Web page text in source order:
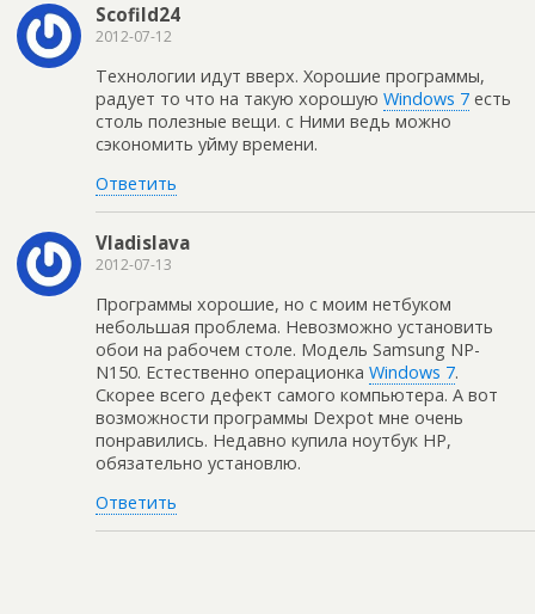
Scofild24
2012-07-12
Технологии идут вверх. Хорошие программы,
радует то что на такую хорошую Windows 7 есть
столь полезные вещи. с Ними ведь можно
сэкономить уйму времени.
Ответить
Vladislava
2012-07-13
Программы хорошие, но с моим нетбуком
небольшая проблема. Невозможно установить
обои на рабочем столе. Модель Samsung NP-
N150. Естественно операционка Windows 7.
Скорее всего дефект самого компьютера. А вот
возможности программы Dexpot мне очень
понравились. Недавно купила ноутбук HP,
обязательно установлю.
Ответить